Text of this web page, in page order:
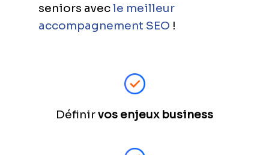
seniors avecle meilleur
accompagnement SEO !
Définirvos enjeux business